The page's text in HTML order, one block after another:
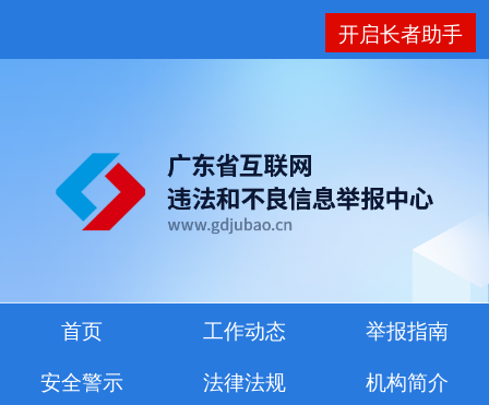
开启长者助手
首页 工作动态
举报指南
安全警示
法律法规 机构简介